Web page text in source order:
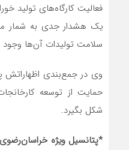
فعالیت کارگاه‌های تولید
یک هشدار جدی به شمار
سلامت تولیدات آن‌ها وجود
وی در جمع‌بندی اظهاراتش
حمایت از توسعه
شکل بگیرد.
*پتانسیل ویژه